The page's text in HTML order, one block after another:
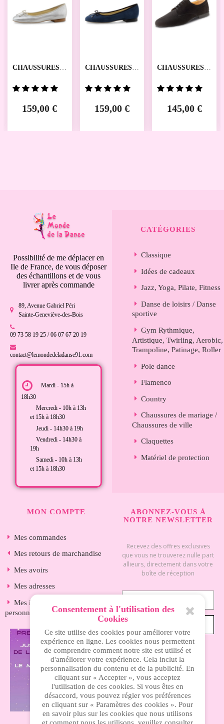
CHAUSSURES
WERNER KERN
159,00 €
CHAUSSURES
WERNER KERN
159,00 €
CHAUSSURES
28058 WERNER
145,00 €
Possibilité de me déplacer en
Ile de France, de vous déposer
des échantillons et de vous
livrer après commande
89, Avenue Gabriel Péri
Sainte-Geneviève-des-Bois
09 73 58 19 25 / 06 07 67 20 19
contact@lemondedeladanse91.com
Mardi - 15h à
18h30
Mercredi - 10h à 13h
et 15h à 18h30
Jeudi - 14h30 à 19h
Vendredi - 14h30 à
19h
Samedi - 10h à 13h
et 15h à 18h30
CATÉGORIES
Classique
Idées de cadeaux
Jazz, Yoga, Pilate, Fitness
Danse de loisirs / Danse
sportive
Gym Rythmique,
Artistique, Twirling, Aerobic,
Trampoline, Patinage, Roller
Pole dance
Flamenco
Country
Chaussures de mariage /
Chaussures de ville
Claquettes
Matériel de protection
MON COMPTE
Mes commandes
Mes retours de marchandise
Mes avoirs
Mes adresses
Mes informations
personnelles
ABONNEZ-VOUS À
NOTRE NEWSLETTER
Recevez des offres exclusives
que vous ne trouverez nulle part
allieurs, directement dans votre
boîte de réception
INFORMATIONS
Nos magasins
Livraison
Consentement à l'utilisation des
Cookies
Ce site utilise des cookies pour améliorer votre
expérience en ligne. Les cookies nous permettent
de comprendre comment notre site est utilisé et
d'améliorer votre expérience. Cela inclut la
personnalisation du contenu et de la publicité. En
cliquant sur « Accepter », vous acceptez
l'utilisation de ces cookies. Si vous êtes en
désaccord, vous pouvez régler vos préférences
en cliquant sur « Paramètres des cookies ». Pour
en savoir plus sur les cookies que nous utilisons